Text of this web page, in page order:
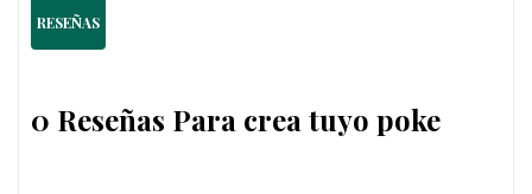
RESEÑAS
0 Reseñas Para crea tuyo poke